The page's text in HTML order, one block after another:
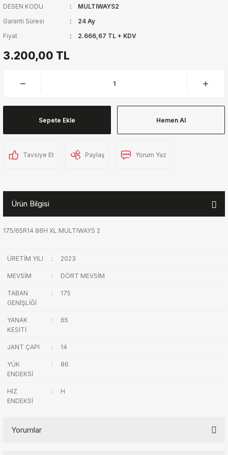
DESEN KODU
MULTIWAYS2
Garanti Süresi
24 Ay
Fiyat
2.666,67 TL + KDV
3.200,00 TL
Sepete Ekle Hemen Al
Tavsiye Et Paylaş Yorum Yaz
Ürün Bilgisi
175/65R14 86H XL MULTIWAYS 2
ÜRETİM YILI : 2023
MEVSİM : DÖRT MEVSİM
TABAN
GENİŞLİĞİ
: 175
YANAK
KESİTİ
: 65
JANT ÇAPI : 14
YÜK
ENDEKSİ
: 86
HIZ
ENDEKSİ
: H
Yorumlar